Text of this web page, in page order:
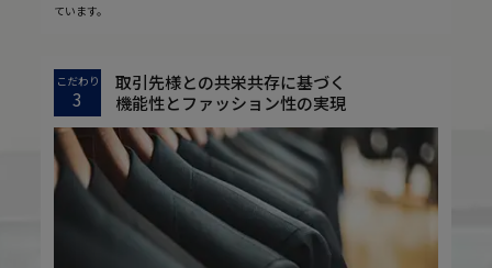
ています。
こだわり
3
取引先様との共栄共存に基づく
機能性とファッション性の実現